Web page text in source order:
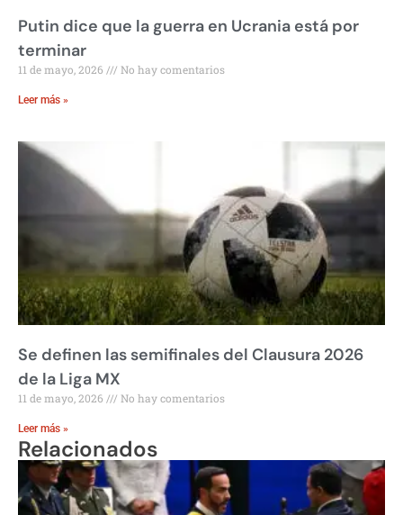
Putin dice que la guerra en Ucrania está por
terminar
11 de mayo, 2026 No hay comentarios
Leer más »
Se definen las semifinales del Clausura 2026
de la Liga MX
11 de mayo, 2026 No hay comentarios
Leer más »
Relacionados